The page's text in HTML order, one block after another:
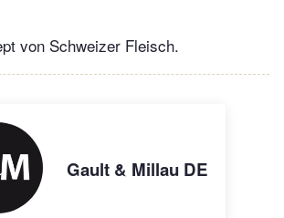
von Schweizer Fleisch.
Gault & Millau DE